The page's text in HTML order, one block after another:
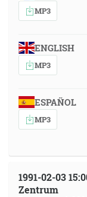
MP3
ENGLISH
MP3
ESPAÑOL
MP3
1991-02-03
Zentrum